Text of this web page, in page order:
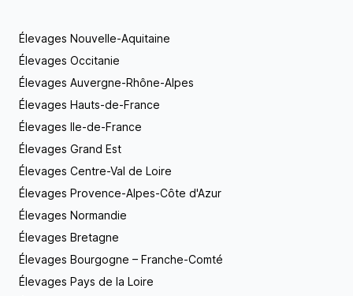
Élevages Nouvelle-Aquitaine
Élevages Occitanie
Élevages Auvergne-Rhône-Alpes
Élevages Hauts-de-France
Élevages Ile-de-France
Élevages Grand Est
Élevages Centre-Val de Loire
Élevages Provence-Alpes-Côte d'Azur
Élevages Normandie
Élevages Bretagne
Élevages Bourgogne – Franche-Comté
Élevages Pays de la Loire